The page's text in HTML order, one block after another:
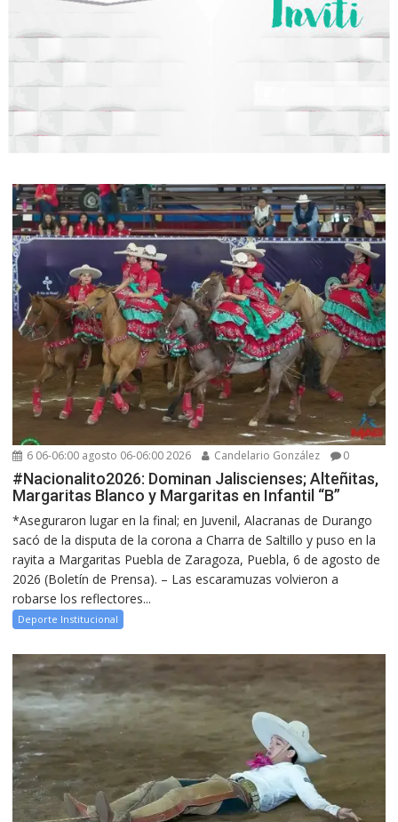
6 06-06:00 agosto 06-06:00 2026 Candelario González 0
#Nacionalito2026: Dominan Jaliscienses; Alteñitas,
Margaritas Blanco y Margaritas en Infantil “B”
*Aseguraron lugar en la final; en Juvenil, Alacranas de Durango
sacó de la disputa de la corona a Charra de Saltillo y puso en la
rayita a Margaritas Puebla de Zaragoza, Puebla, 6 de agosto de
2026 (Boletín de Prensa). – Las escaramuzas volvieron a
robarse los reflectores...
Deporte Institucional